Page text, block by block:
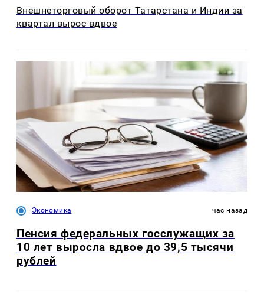
Внешнеторговый оборот Татарстана и Индии за
квартал вырос вдвое
Экономика час назад
Пенсия федеральных госслужащих за
10 лет выросла вдвое до 39,5 тысячи
рублей